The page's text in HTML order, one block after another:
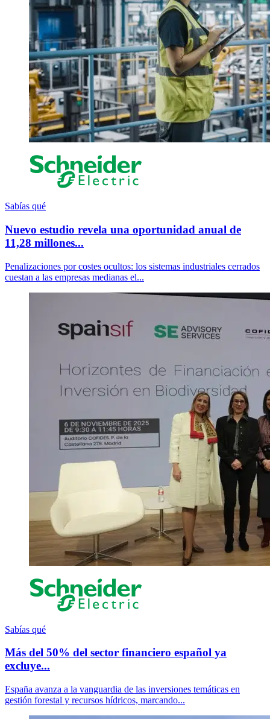
Sabías qué
Nuevo estudio revela una oportunidad anual de
11,28 millones...
Penalizaciones por costes ocultos: los sistemas industriales cerrados
cuestan a las empresas medianas el...
Sabías qué
Más del 50% del sector financiero español ya
excluye...
España avanza a la vanguardia de las inversiones temáticas en
gestión forestal y recursos hídricos, marcando...